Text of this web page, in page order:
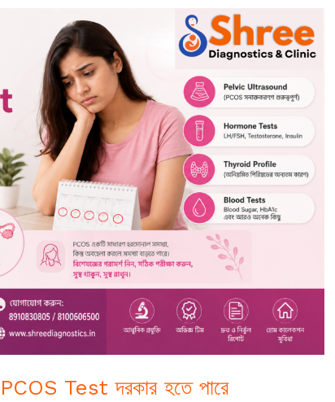
PCOS Test দরকার হতে পারে